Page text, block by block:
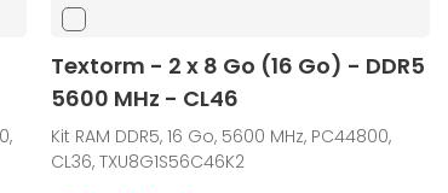
Textorm - 2 x 8 Go (16 Go) - DDR5
5600 MHz - CL46
Kit RAM DDR5, 16 Go, 5600 MHz, PC44800,
CL36, TXU8G1S56C46K2